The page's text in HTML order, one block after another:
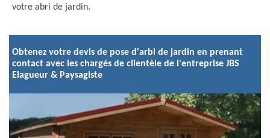
votre abri de jardin.
Obtenez votre devis de pose d'arbi de jardin en prenant
contact avec les chargés de clientèle de l'entreprise JBS
Elagueur & Paysagiste